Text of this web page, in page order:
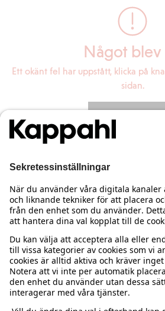
Något blev
Ett okänt fel har uppstått, klicka på
sidan.